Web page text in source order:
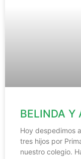
BELINDA Y
Hoy despedimos
tres hijos por
nuestro colegio.